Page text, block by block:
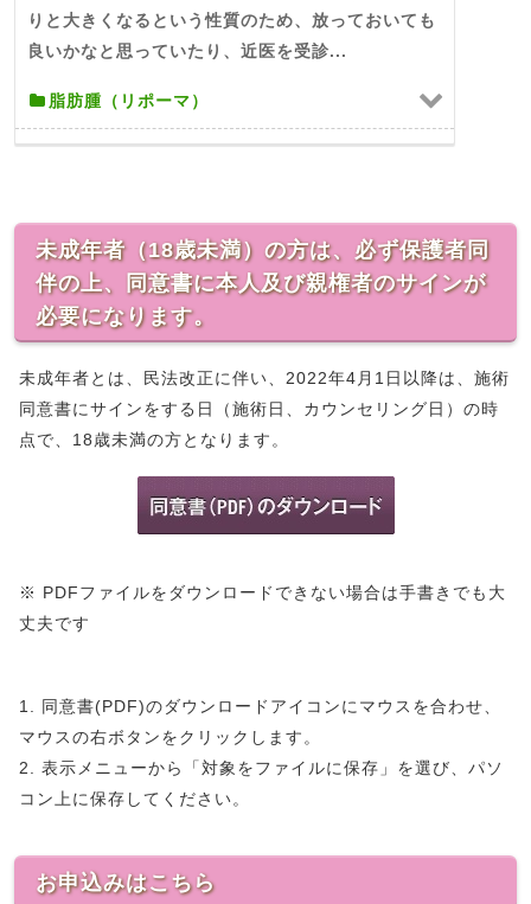
りと大きくなるという性質のため、放っておいても
良いかなと思っていたり、近医を受診...
脂肪腫（リポーマ）
未成年者（18歳未満）の方は、必ず保護者同
伴の上、同意書に本人及び親権者のサインが
必要になります。
未成年者とは、民法改正に伴い、2022年4月1日以降は、施術
同意書にサインをする日（施術日、カウンセリング日）の時
点で、18歳未満の方となります。
※ PDFファイルをダウンロードできない場合は手書きでも大
丈夫です
1. 同意書(PDF)のダウンロードアイコンにマウスを合わせ、
マウスの右ボタンをクリックします。
2. 表示メニューから「対象をファイルに保存」を選び、パソ
コン上に保存してください。
お申込みはこちら